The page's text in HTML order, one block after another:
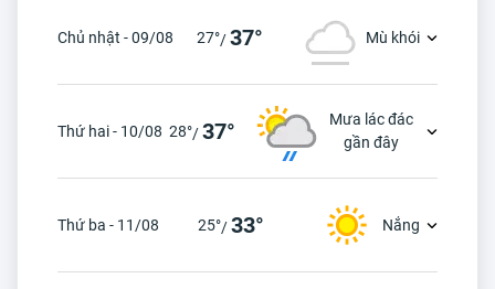
Chủ nhật - 09/08 27°/37° Mù khói
Thứ hai - 10/08 28°/37°
Mưa lác đác
gần đây
Thứ ba - 11/08 25°/33° Nắng